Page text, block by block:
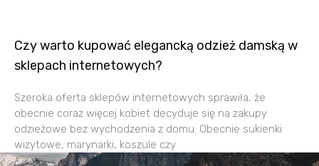
Czy warto kupować elegancką odzież damską w
sklepach internetowych?
Szeroka oferta sklepów internetowych sprawiła, że
obecnie coraz więcej kobiet decyduje się na zakupy
odzieżowe bez wychodzenia z domu. Obecnie sukienki
wizytowe, marynarki, koszule czy